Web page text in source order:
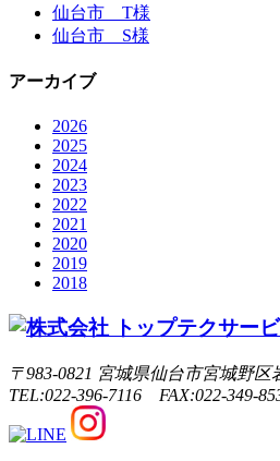
仙台市 T様
仙台市 S様
アーカイブ
2026
2025
2024
2023
2022
2021
2020
2019
2018
〒983-0821 宮城県仙台市宮城野区
TEL:022-396-7116 FAX:022-349-